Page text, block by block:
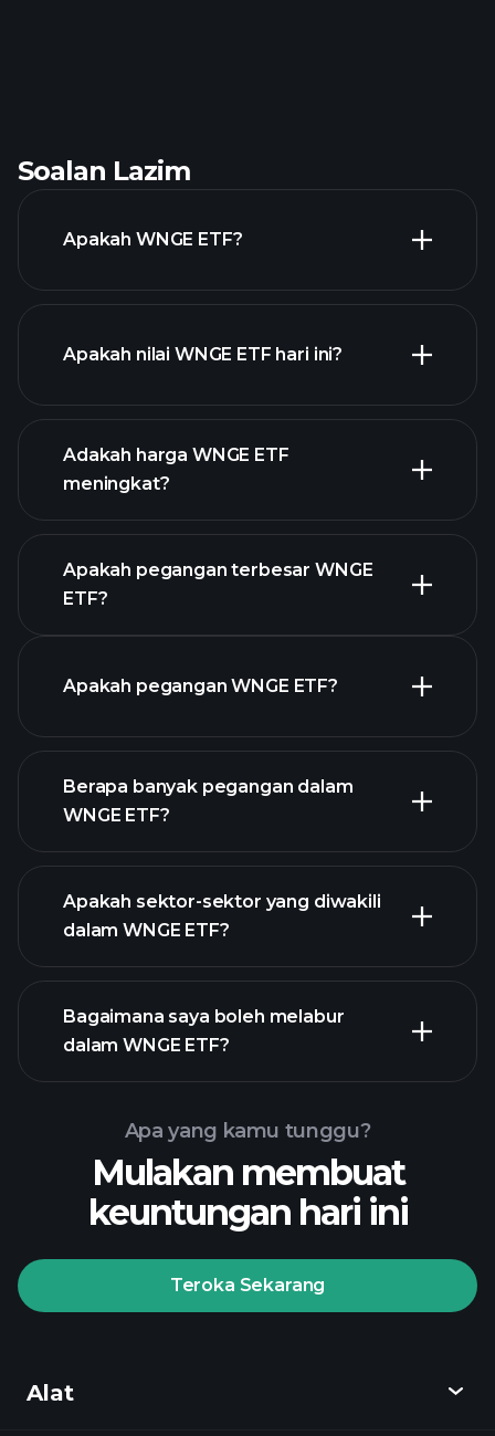
Soalan Lazim
Apakah WNGE ETF?
Apakah nilai WNGE ETF hari ini?
grafik lanjutan
Adakah harga WNGE ETF
meningkat?
graf WNGE ETF
Apakah pegangan terbesar WNGE
ETF?
holdings
Apakah pegangan WNGE ETF?
holdings
Berapa banyak pegangan dalam
WNGE ETF?
Apakah sektor-sektor yang diwakili
dalam WNGE ETF?
Bagaimana saya boleh melabur
dalam WNGE ETF?
Playtrade
Apa yang kamu tunggu?
Mulakan membuat
keuntungan hari ini
Teroka Sekarang
Alat